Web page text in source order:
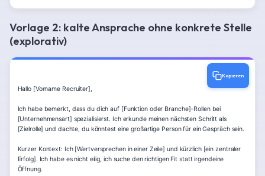
Vorlage 2: kalte Ansprache ohne konkrete Stelle
(explorativ)
Kopieren
Hallo [Vorname Recruiter],
Ich habe bemerkt, dass du dich auf [Funktion oder Branche]-Rollen bei
[Unternehmensart] spezialisierst. Ich erkunde meinen nächsten Schritt als
[Zielrolle] und dachte, du könntest eine großartige Person für ein Gespräch sein.
Kurzer Kontext: Ich [Wertversprechen in einer Zeile] und kürzlich [ein zentraler
Erfolg]. Ich habe es nicht eilig, ich suche den richtigen Fit statt irgendeine
Öffnung.